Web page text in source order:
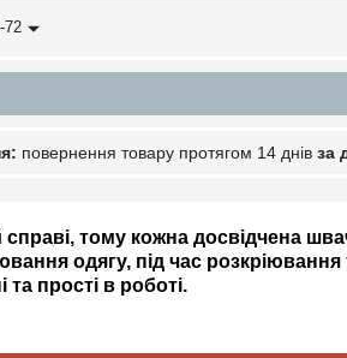
72
повернення товару протягом 14 днів за
тому кожна досвідчена
одягу, під час
прості в роботі.